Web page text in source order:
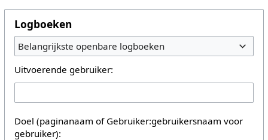
Logboeken
Belangrijkste openbare logboeken
Uitvoerende gebruiker:
Doel (paginanaam of Gebruiker:gebruikersnaam voor
gebruiker):